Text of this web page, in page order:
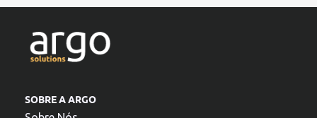
SOBRE A ARGO